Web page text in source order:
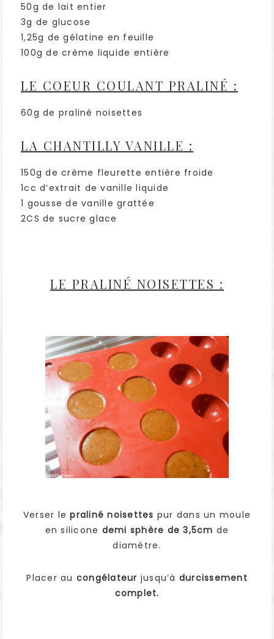
50g de lait entier
3g de glucose
1,25g de gélatine en feuille
100g de crème liquide entière
LE COEUR COULANT PRALINÉ :
60g de praliné noisettes
LA CHANTILLY VANILLE :
150g de crème fleurette entière froide
1cc d’extrait de vanille liquide
1 gousse de vanille grattée
2CS de sucre glace
LE PRALINÉ NOISETTES :
Verser lepraliné noisettes pur dans un moule
en silicone demi sphère de 3,5cm de
diamètre.
Placer au congélateur jusqu’à durcissement
complet.